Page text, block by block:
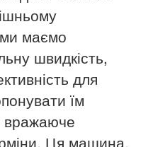
маємо
швидкість,
для
їм
вражаюче
Ця машина,